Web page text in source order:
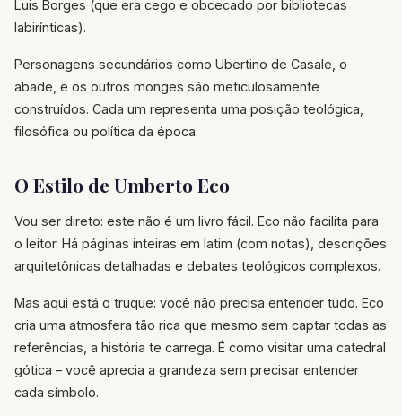
Luis Borges (que era cego e obcecado por bibliotecas
labirínticas).
Personagens secundários como Ubertino de Casale, o
abade, e os outros monges são meticulosamente
construídos. Cada um representa uma posição teológica,
filosófica ou política da época.
O Estilo de Umberto Eco
Vou ser direto: este não é um livro fácil. Eco não facilita para
o leitor. Há páginas inteiras em latim (com notas), descrições
arquitetônicas detalhadas e debates teológicos complexos.
Mas aqui está o truque: você não precisa entender tudo. Eco
cria uma atmosfera tão rica que mesmo sem captar todas as
referências, a história te carrega. É como visitar uma catedral
gótica – você aprecia a grandeza sem precisar entender
cada símbolo.